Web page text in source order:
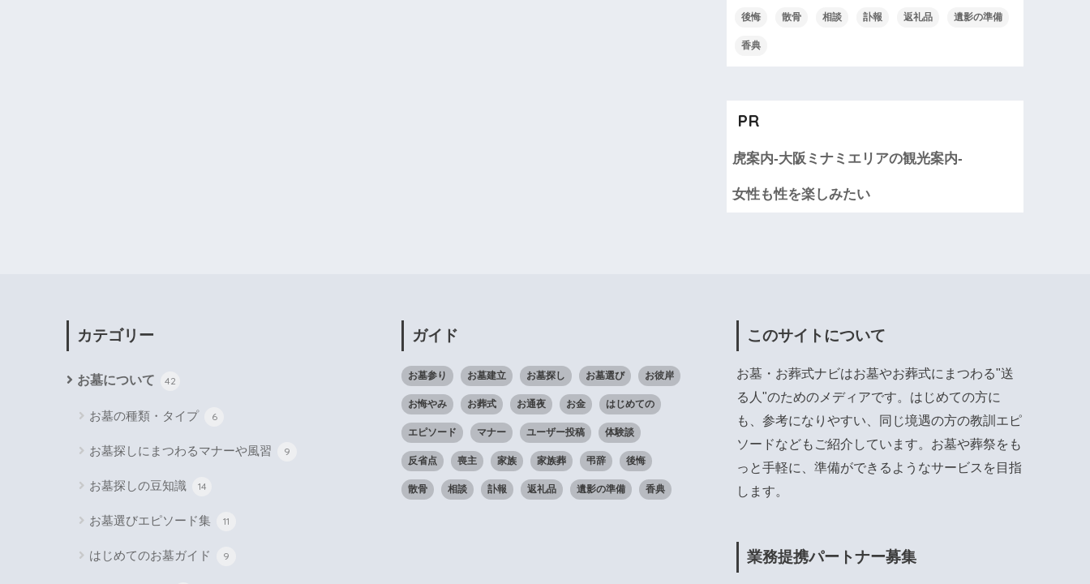
後悔 散骨 相談 訃報 返礼品 遺影の準備
香典
PR
虎案内-大阪ミナミエリアの観光案内-
女性も性を楽しみたい
カテゴリー
お墓について 42
お墓の種類・タイプ 6
お墓探しにまつわるマナーや風習 9
お墓探しの豆知識 14
お墓選びエピソード集 11
はじめてのお墓ガイド 9
ガイド
お墓参り お墓建立 お墓探し お墓選び お彼岸
お悔やみ お葬式 お通夜 お金 はじめての
エピソード マナー ユーザー投稿 体験談
反省点 喪主 家族 家族葬 弔辞 後悔
散骨 相談 訃報 返礼品 遺影の準備 香典
このサイトについて
お墓・お葬式ナビはお墓やお葬式にまつわる"送
る人"のためのメディアです。はじめての方に
も、参考になりやすい、同じ境遇の方の教訓エピ
ソードなどもご紹介しています。お墓や葬祭をも
っと手軽に、準備ができるようなサービスを目指
します。
業務提携パートナー募集